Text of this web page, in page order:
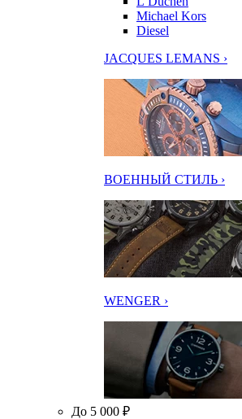
Michael Kors
Diesel
JACQUES LEMANS ›
ВОЕННЫЙ СТИЛЬ ›
WENGER ›
До 5 000 ₽